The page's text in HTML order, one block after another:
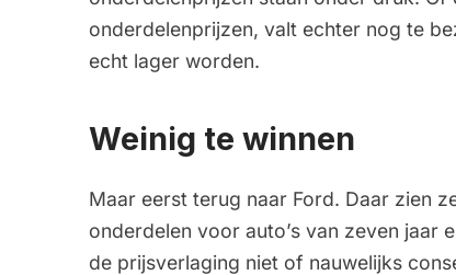
onderdelenprijzen, valt echter nog te
echt lager worden.
Weinig te winnen
Maar eerst terug naar Ford. Daar zien
onderdelen voor auto’s van zeven jaar
de prijsverlaging niet of nauwelijks